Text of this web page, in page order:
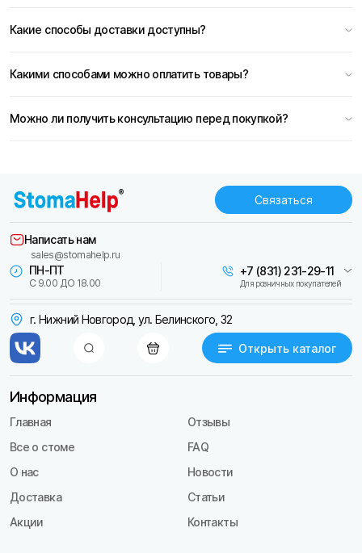
Какие способы доставки доступны?
Какими способами можно оплатить товары?
Можно ли получить консультацию перед покупкой?
Связаться
г. Нижний Новгород, ул. Белинского, 32
Открыть каталог
ПН-ПТ
С 9.00 ДО 18.00
+7 (831) 231-29-11
Для розничных покупателей
Написать нам
sales@stomahelp.ru
Информация
Главная
Все о стоме
О нас
Доставка
Акции
Отзывы
FAQ
Новости
Статьи
Контакты